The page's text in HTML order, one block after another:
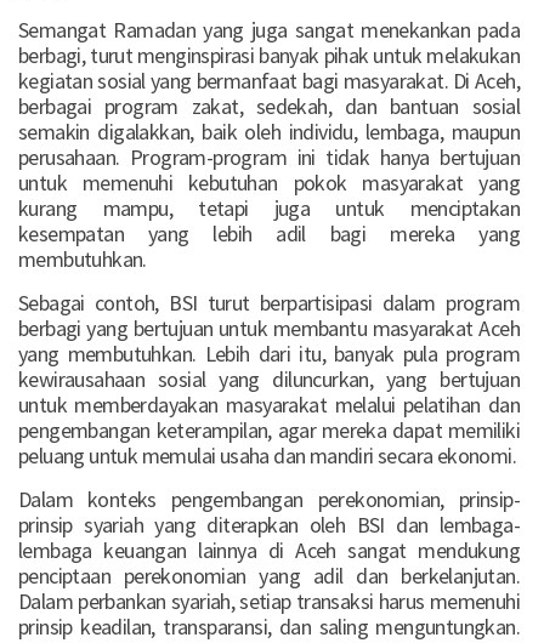
Semangat Ramadan yang juga sangat menekankan pada
berbagi, turut menginspirasi banyak pihak untuk melakukan
kegiatan sosial yang bermanfaat bagi masyarakat. Di Aceh,
berbagai program zakat, sedekah, dan bantuan sosial
semakin digalakkan, baik oleh individu, lembaga, maupun
perusahaan. Program-program ini tidak hanya bertujuan
untuk memenuhi kebutuhan pokok masyarakat yang
kurang mampu, tetapi juga untuk menciptakan
kesempatan yang lebih adil bagi mereka yang
membutuhkan.
Sebagai contoh, BSI turut berpartisipasi dalam program
berbagi yang bertujuan untuk membantu masyarakat Aceh
yang membutuhkan. Lebih dari itu, banyak pula program
kewirausahaan sosial yang diluncurkan, yang bertujuan
untuk memberdayakan masyarakat melalui pelatihan dan
pengembangan keterampilan, agar mereka dapat memiliki
peluang untuk memulai usaha dan mandiri secara ekonomi.
Dalam konteks pengembangan perekonomian, prinsip-
prinsip syariah yang diterapkan oleh BSI dan lembaga-
lembaga keuangan lainnya di Aceh sangat mendukung
penciptaan perekonomian yang adil dan berkelanjutan.
Dalam perbankan syariah, setiap transaksi harus memenuhi
prinsip keadilan, transparansi, dan saling menguntungkan.